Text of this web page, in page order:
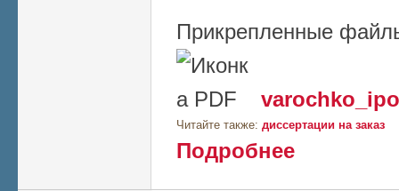
Прикрепленные
Читайте также: диссертации на заказ
Подробнее